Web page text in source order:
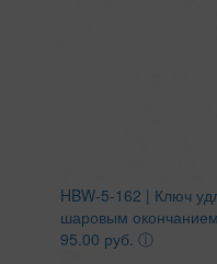
HBW-5-162 | Ключ
шаровым
95.00 руб. ⓘ